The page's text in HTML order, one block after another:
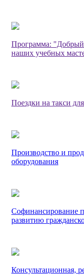
Программа: "Добрый
наших учебных
Поездки на такси
Производство и
оборудования
Софинансирование
развитию
Консультационная,